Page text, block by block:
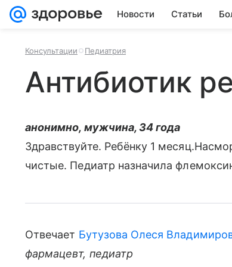
Новости Статьи
Консультации Педиатрия
Антибиотик
анонимно, мужчина, 34 года
Здравствуйте. Ребёнку 1
чистые. Педиатр назначила
Отвечает Бутузова Олеся
фармацевт, педиатр